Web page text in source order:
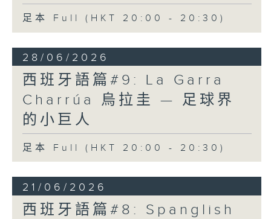
足本 Full (HKT 20:00 - 20:30)
28/06/2026
西班牙語篇#9: La Garra
Charrúa 烏拉圭 — 足球界
的小巨人
足本 Full (HKT 20:00 - 20:30)
21/06/2026
西班牙語篇#8: Spanglish